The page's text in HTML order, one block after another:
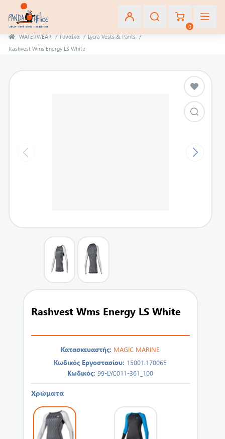
Εγγραφή
0
WATERWEAR / Γυναίκα / Lycra Vests & Pants /
Rashvest Wms Energy LS White
Rashvest Wms Energy LS White
Κατασκευαστής: MAGIC MARINE
Κωδικός Εργοστασίου: 15001.170065
Κωδικός: 99-LYC011-361_100
Χρώματα